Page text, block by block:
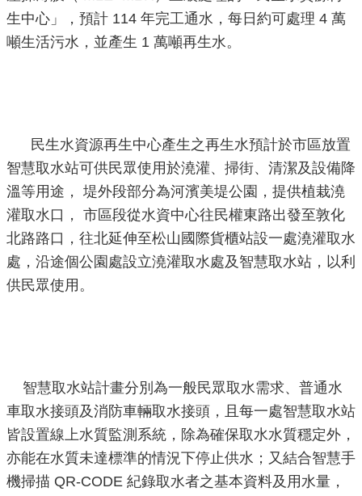
告
訊
紹
業
務
資
訊
公
開
重
點
業
生中心」，預計 114 年完工通水，每日約可處理 4 萬
噸生活污水，並產生 1 萬噸再生水。
民生水資源再生中心產生之再生水預計於市區放置
智慧取水站可供民眾使用於澆灌、掃街、清潔及設備降
溫等用途， 堤外段部分為河濱美堤公園，提供植栽澆
灌取水口， 市區段從水資中心往民權東路出發至敦化
北路路口，往北延伸至松山國際貨櫃站設一處澆灌取水
處，沿途個公園處設立澆灌取水處及智慧取水站，以利
供民眾使用。
智慧取水站計畫分別為一般民眾取水需求、普通水
車取水接頭及消防車輛取水接頭，且每一處智慧取水站
皆設置線上水質監測系統，除為確保取水水質穩定外，
亦能在水質未達標準的情況下停止供水；又結合智慧手
機掃描 QR-CODE 紀錄取水者之基本資料及用水量，